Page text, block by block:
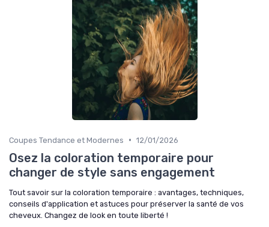
Coupes Tendance et Modernes • 12/01/2026
Osez la coloration temporaire pour
changer de style sans engagement
Tout savoir sur la coloration temporaire : avantages, techniques,
conseils d'application et astuces pour préserver la santé de vos
cheveux. Changez de look en toute liberté !